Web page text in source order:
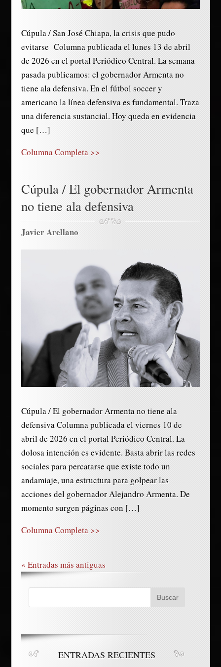
Cúpula / San José Chiapa, la crisis que pudo
evitarse Columna publicada el lunes 13 de abril
de 2026 en el portal Periódico Central. La semana
pasada publicamos: el gobernador Armenta no
tiene ala defensiva. En el fútbol soccer y
americano la línea defensiva es fundamental. Traza
una diferencia sustancial. Hoy queda en evidencia
que […]
Columna Completa >>
Cúpula / El gobernador Armenta
no tiene ala defensiva
Javier Arellano
Cúpula / El gobernador Armenta no tiene ala
defensiva Columna publicada el viernes 10 de
abril de 2026 en el portal Periódico Central. La
dolosa intención es evidente. Basta abrir las redes
sociales para percatarse que existe todo un
andamiaje, una estructura para golpear las
acciones del gobernador Alejandro Armenta. De
momento surgen páginas con […]
Columna Completa >>
« Entradas más antiguas
ENTRADAS RECIENTES